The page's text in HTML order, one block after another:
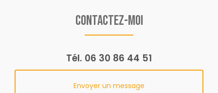
Contactez-moi
Tél. 06 30 86 44 51
Envoyer un message